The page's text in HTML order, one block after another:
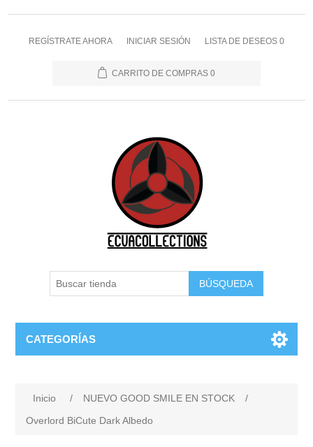
REGÍSTRATE AHORA INICIAR SESIÓN LISTA DE DESEOS 0
CARRITO DE COMPRAS 0
BÚSQUEDA
CATEGORÍAS
Inicio / NUEVO GOOD SMILE EN STOCK
/
Overlord BiCute Dark Albedo